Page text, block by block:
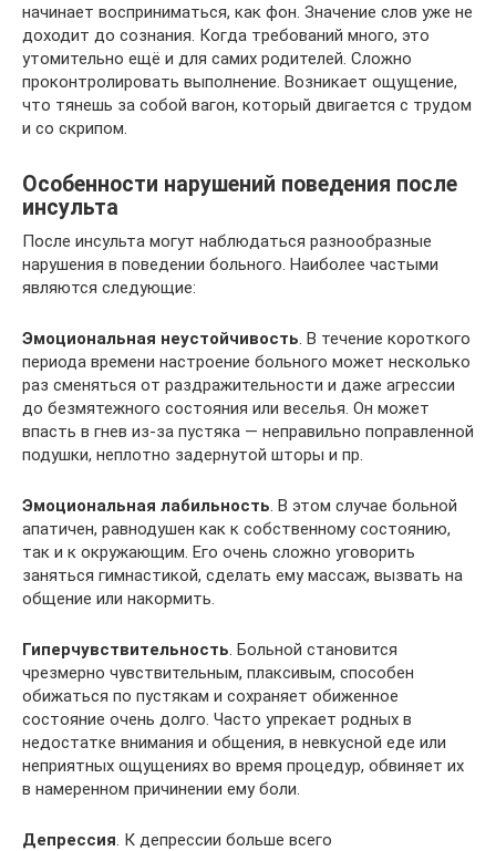
начинает восприниматься, как фон. Значение слов уже не
доходит до сознания. Когда требований много, это
утомительно ещё и для самих родителей. Сложно
проконтролировать выполнение. Возникает ощущение,
что тянешь за собой вагон, который двигается с трудом
и со скрипом.
Особенности нарушений поведения после
инсульта
После инсульта могут наблюдаться разнообразные
нарушения в поведении больного. Наиболее частыми
являются следующие:
Эмоциональная неустойчивость. В течение короткого
периода времени настроение больного может несколько
раз сменяться от раздражительности и даже агрессии
до безмятежного состояния или веселья. Он может
впасть в гнев из-за пустяка — неправильно поправленной
подушки, неплотно задернутой шторы и пр.
Эмоциональная лабильность. В этом случае больной
апатичен, равнодушен как к собственному состоянию,
так и к окружающим. Его очень сложно уговорить
заняться гимнастикой, сделать ему массаж, вызвать на
общение или накормить.
Гиперчувствительность. Больной становится
чрезмерно чувствительным, плаксивым, способен
обижаться по пустякам и сохраняет обиженное
состояние очень долго. Часто упрекает родных в
недостатке внимания и общения, в невкусной еде или
неприятных ощущениях во время процедур, обвиняет их
в намеренном причинении ему боли.
Депрессия. К депрессии больше всего